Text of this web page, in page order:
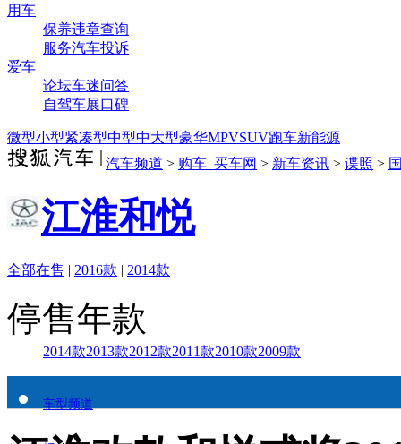
用车
保养违章查询
服务汽车投诉
爱车
论坛车迷问答
自驾车展口碑
微型小型紧凑型中型中大型豪华MPVSUV跑车新能源
汽车频道 > 购车_买车网 > 新车资讯 > 谍照 >
江淮和悦
全部在售 | 2016款 | 2014款 |
停售年款
2014款2013款2012款2011款2010款2009款
车型频道